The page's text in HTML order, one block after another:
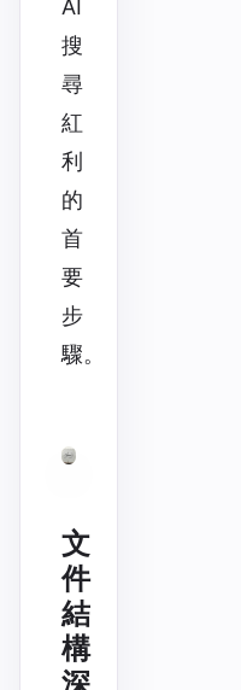
AI
搜
尋
紅
利
的
首
要
步
驟。
文
件
結
構
深